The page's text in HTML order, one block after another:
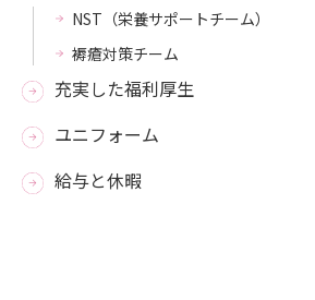
NST（栄養サポートチーム）
褥瘡対策チーム
充実した福利厚生
ユニフォーム
給与と休暇